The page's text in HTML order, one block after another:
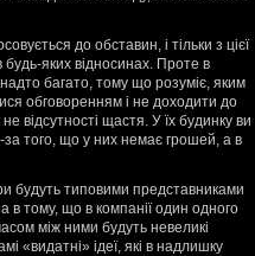
до обставин, і тільки з цієї
яких відносинах. Проте в
багато, тому що розуміє, яким
обговоренням і не доходити до
відсутності щастя. У їх будинку ви
за того, що у них немає грошей, а в
будуть типовими представниками
в тому, що в компанії один одного
між ними будуть невеликі
«видатні» ідеї, які в надлишку